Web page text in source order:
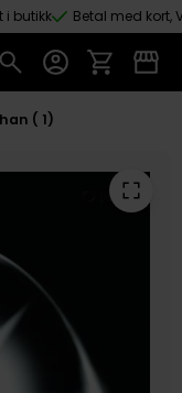
i butikk Betal med kort,
( 1)